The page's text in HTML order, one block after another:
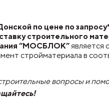
по цене по
строительного
“МОСБЛОК”является
стройматериала в
вопросы и